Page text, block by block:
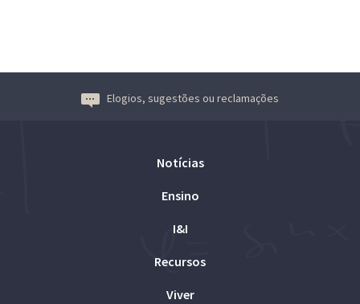
Elogios, sugestões ou reclamações
Notícias
Ensino
I&I
Recursos
Viver